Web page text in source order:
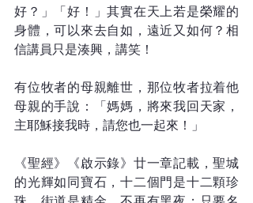
好？」「好！」其實在天上若是榮耀的
身體，可以來去自如，遠近又如何？相
信講員只是湊興，講笑！
有位牧者的母親離世，那位牧者拉着他
母親的手說：「媽媽，將來我回天家，
主耶穌接我時，請您也一起來！」
《聖經》《啟示錄》廿一章記載，聖城
的光輝如同寶石，十二個門是十二顆珍